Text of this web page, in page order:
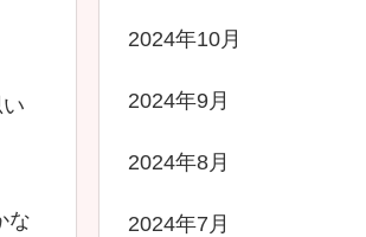
な
2024年10月
2024年9月
2024年8月
2024年7月